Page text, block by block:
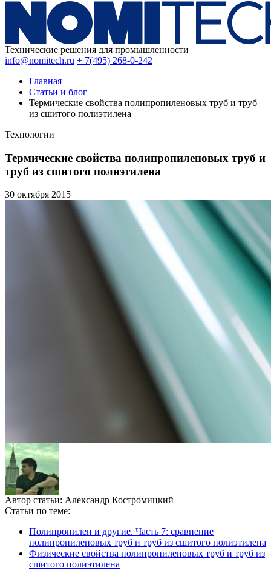
Технические решения для промышленности
info@nomitech.ru + 7(495) 268-0-242
Главная
Статьи и блог
Термические свойства полипропиленовых труб и труб
из сшитого полиэтилена
Технологии
Термические свойства полипропиленовых труб и
труб из сшитого полиэтилена
30 октября 2015
Автор статьи: Александр Костромицкий
Статьи по теме:
Полипропилен и другие. Часть 7: сравнение
полипропиленовых труб и труб из сшитого полиэтилена
Физические свойства полипропиленовых труб и труб из
сшитого полиэтилена